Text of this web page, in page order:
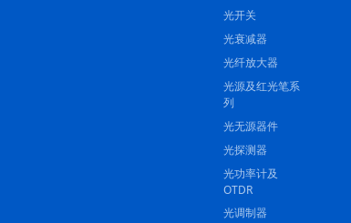
光开关
光衰减器
光纤放大器
光源及红光笔系
列
光无源器件
光探测器
光功率计及
OTDR
光调制器